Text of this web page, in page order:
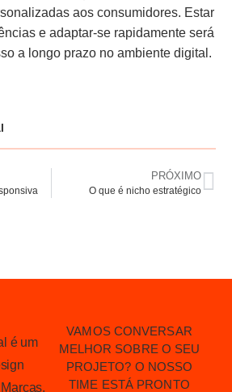
aos consumidores. Estar
e adaptar-se rapidamente será
a longo prazo no ambiente digital.
PRÓXIMO
O que é nicho estratégico
é um
VAMOS CONVERSAR
MELHOR SOBRE O SEU
PROJETO? O NOSSO
TIME ESTÁ PRONTO